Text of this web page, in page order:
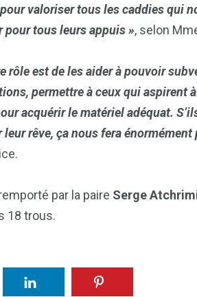
valoriser tous les caddies qui
pour tous leurs appuis », selon
rôle est de les aider à pouvoir
permettre à ceux qui aspirent
acquérir le matériel adéquat.
rêve, ça nous fera
par la paire Serge
18 trous.
1
Wedding
1
Weekend Break